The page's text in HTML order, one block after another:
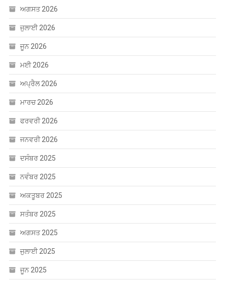
ਅਗਸਤ 2026
ਜੁਲਾਈ 2026
ਜੂਨ 2026
ਮਈ 2026
ਅਪ੍ਰੈਲ 2026
ਮਾਰਚ 2026
ਫਰਵਰੀ 2026
ਜਨਵਰੀ 2026
ਦਸੰਬਰ 2025
ਨਵੰਬਰ 2025
ਅਕਤੂਬਰ 2025
ਸਤੰਬਰ 2025
ਅਗਸਤ 2025
ਜੁਲਾਈ 2025
ਜੂਨ 2025